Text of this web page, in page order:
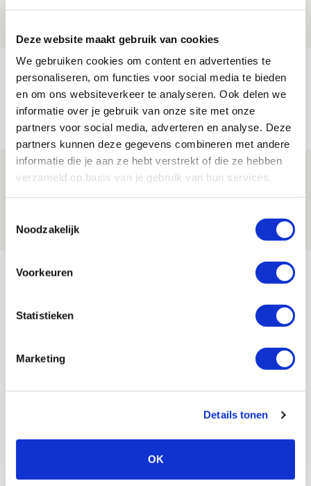
Deze website maakt gebruik van cookies
We gebruiken cookies om content en advertenties te
personaliseren, om functies voor social media te bieden
en om ons websiteverkeer te analyseren. Ook delen we
informatie over je gebruik van onze site met onze
partners voor social media, adverteren en analyse. Deze
partners kunnen deze gegevens combineren met andere
informatie die je aan ze hebt verstrekt of die ze hebben
verzameld op basis van je gebruik van hun services.
Noodzakelijk
Voorkeuren
Statistieken
Marketing
Details tonen
OK
07 AUGUSTUS 2026 - 09:00
Míchel niet blij met resultaat en spel
na rust: ‘De focus nam af’
07 AUGUSTUS 2026 - 08:30
NIEUWS
Is dit de laatste wallpaper van Godts in
NIEUWS
AUG
11